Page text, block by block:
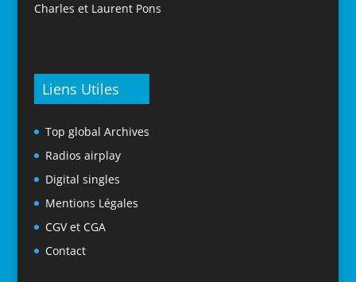
Charles et Laurent Pons
Liens Utiles
Top global Archives
Radios airplay
Digital singles
Mentions Légales
CGV et CGA
Contact